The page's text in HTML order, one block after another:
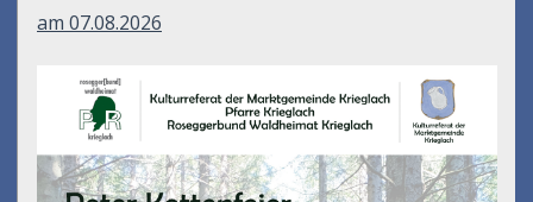
am 07.08.2026